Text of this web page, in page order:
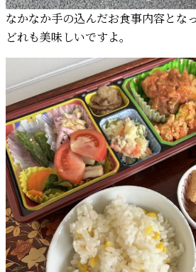
なかなか手の込んだお食事内容とな
どれも美味しいですよ。